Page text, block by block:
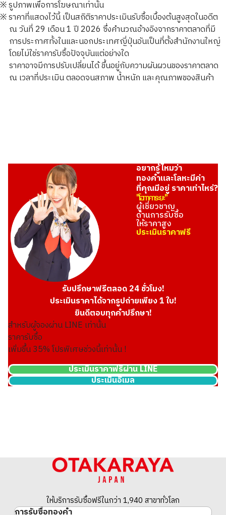
22K Gold (K22) George III Guinea Gold Coin
1.6g
ราคารับซื้ออ้างอิง
※ รูปภาพเพื่อการโฆษณาเท่านั้น
※ ราคาที่แสดงไว้นี้ เป็นสถิติราคาประเมินรับซื้อเบื้องต้นสูงสุดในอดีต
ณ วันที่ 29 เดือน 1 ปี 2026 ซึ่งคำนวณอ้างอิงจากราคาตลาดที่มี
การประกาศทั้งในและนอกประเทศญี่ปุ่นอันเป็นที่ตั้งสำนักงานใหญ่
โดยไม่ใช่ราคารับซื้อปัจจุบันแต่อย่างใด
ราคาอาจมีการปรับเปลี่ยนได้ ขึ้นอยู่กับความผันผวนของราคาตลาด
ณ เวลาที่ประเมิน ตลอดจนสภาพ น้ำหนัก และคุณภาพของสินค้า
อยากรู้ไหมว่า
ทองคำและโลหะมีค่า
ที่คุณมีอยู่ ราคาเท่าไหร่?
"โอทาคาระยะ"
ผู้เชี่ยวชาญ
ด้านการรับซื้อ
ให้ราคาสูง
ประเมินราคาฟรี
รับปรึกษาฟรีตลอด 24 ชั่วโมง!
ประเมินราคาได้จากรูปถ่ายเพียง 1 ใบ!
ยินดีตอบทุกคำปรึกษา!
สำหรับผู้จองผ่าน LINE เท่านั้น
ราคารับซื้อ
เพิ่มขึ้น35% โปรพิเศษช่วงนี้เท่านั้น !
ประเมินราคาฟรีผ่าน LINE
ประเมินอีเมล
ให้บริการรับซื้อฟรีในกว่า 1,940 สาขาทั่วโลก
การรับซื้อทองคำ